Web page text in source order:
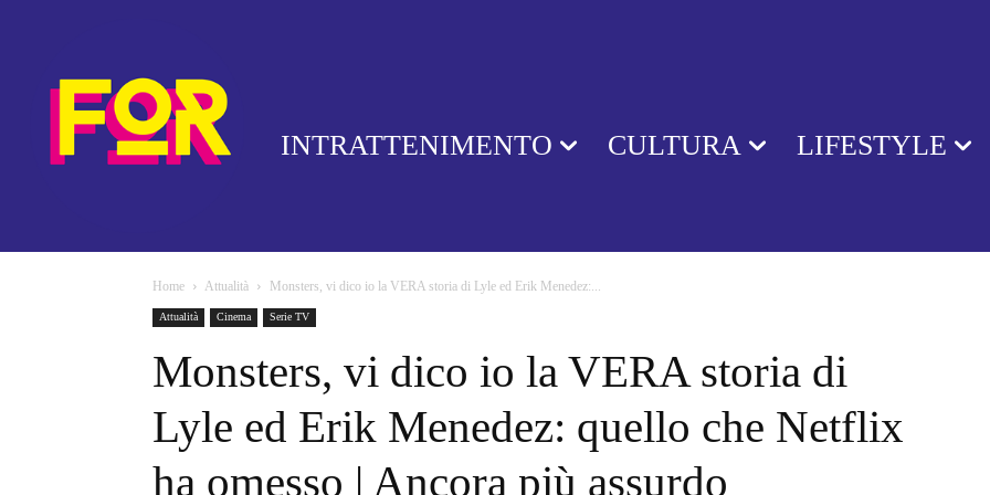
INTRATTENIMENTO CULTURA LIFESTYLE
Home Attualità Monsters, vi dico io la VERA storia di Lyle ed Erik Menedez:...
Attualità Cinema Serie TV
Monsters, vi dico io la VERA storia di
Lyle ed Erik Menedez: quello che Netflix
ha omesso | Ancora più assurdo